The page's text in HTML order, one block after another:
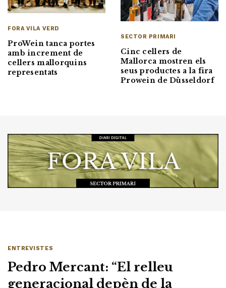
FORA VILA VERD
ProWein tanca portes
amb increment de
cellers mallorquins
representats
SECTOR PRIMARI
Cinc cellers de
Mallorca mostren els
seus productes a la fira
Prowein de Düsseldorf
ENTREVISTES
Pedro Mercant: “El relleu
generacional depèn de la